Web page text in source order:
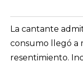
La cantante
consumo llegó a
resentimiento.